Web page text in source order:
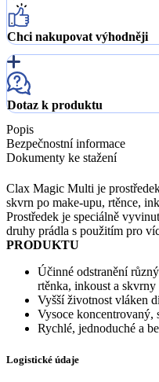
Chci nakupovat výhodněji
Dotaz k produktu
Popis
Bezpečnostní informace
Dokumenty ke stažení
Clax Magic Multi je
skvrn po make-upu, rtěnce,
Prostředek je speciálně
druhy prádla s použitím pro
PRODUKTU
Účinné odstranění
rtěnka, inkoust a
Vyšší životnost vláken
Vysoce koncentrovaný,
Rychlé, jednoduché a
Logistické údaje